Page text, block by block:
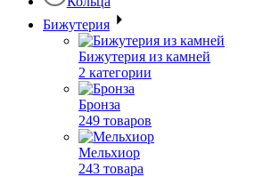
Бижутерия
Бижутерия из камней
2 категории
Бронза
249 товаров
Мельхиор
243 товара